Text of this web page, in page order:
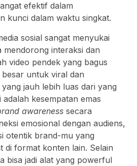
efektif dalam
kunci dalam waktu singkat.
sosial sangat menyukai
mendorong interaksi dan
video pendek yang bagus
untuk viral dan
jauh lebih luas dari yang
kesempatan emas
awareness secara
emosional dengan audiens,
otentik brand-mu yang
di format konten lain. Selain
bisa jadi alat yang powerful